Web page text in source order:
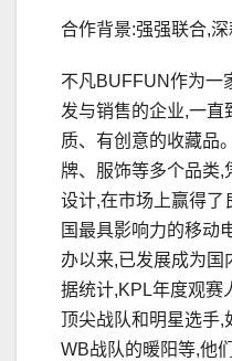
合作背景:强强联合,
不凡BUFFUN作为一
发与销售的企业,一直
质、有创意的收藏品
牌、服饰等多个品类,
设计,在市场上赢得了
国最具影响力的移动
办以来,已发展成为国
据统计,KPL年度观赛
顶尖战队和明星选手,
WB战队的暖阳等,他